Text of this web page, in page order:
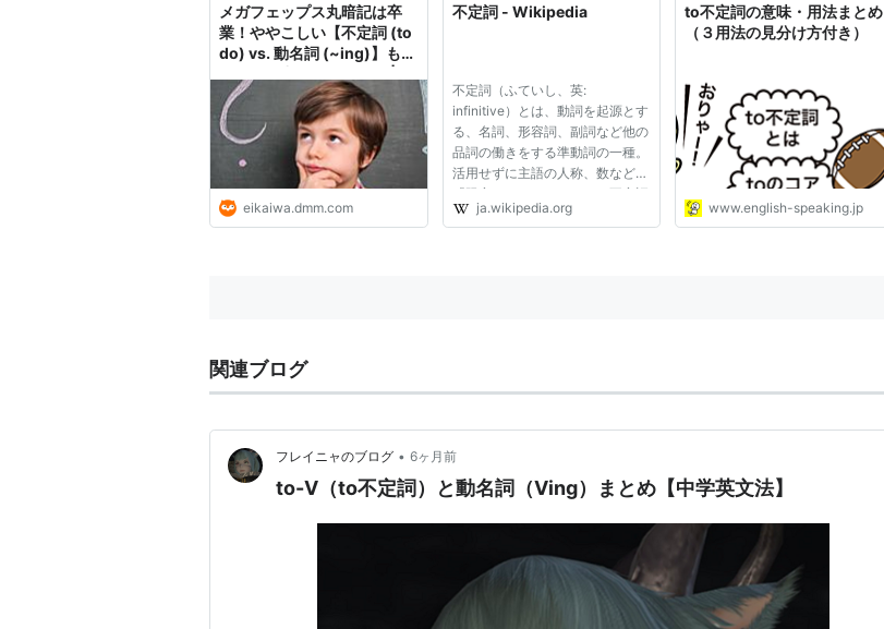
メガフェップス丸暗記は卒
業！ややこしい【不定詞 (to
do) vs. 動名詞 (~ing)】もイ
DMM英会話ブログ
eikaiwa.dmm.com
不定詞 - Wikipedia
不定詞（ふていし、英:
infinitive）とは、動詞を起源とす
る、名詞、形容詞、副詞など他の
品詞の働きをする準動詞の一種。
活用せずに主語の人称、数などに
「限定」されないことから不定詞
という。現代の多くの言語で動詞
ja.wikipedia.org
to不定詞の意味・用法まとめ
（３用法の見分け方付き）
www.english-speaking.jp
関連ブログ
フレイニャのブログ • 6ヶ月前
to-V（to不定詞）と動名詞（Ving）まとめ【中学英文法】